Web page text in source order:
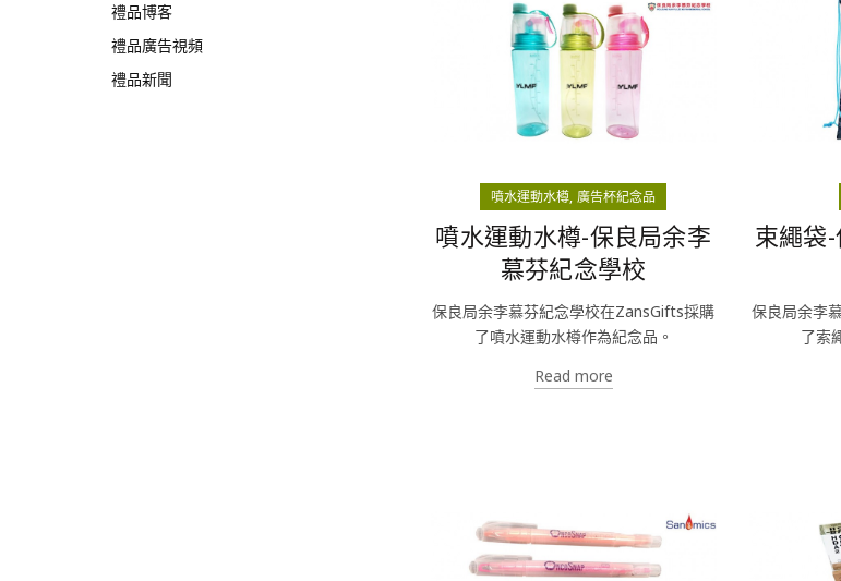
禮品博客
禮品廣告視頻
禮品新聞
噴水運動水樽 廣告杯紀念品
噴水運動水樽-保良局余李
慕芬紀念學校
保良局余李慕芬紀念學校在ZansGifts採購
了噴水運動水樽作為紀念品。
Read more
束繩袋
保良局余李
了索